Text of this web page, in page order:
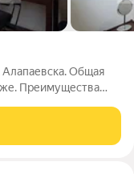
Алапаевска. Общая
Преимущества
Ремонт и